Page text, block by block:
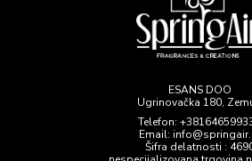
ESANS DOO
Ugrinovačka 180,
Telefon:
Email:
Šifra delatnosti :